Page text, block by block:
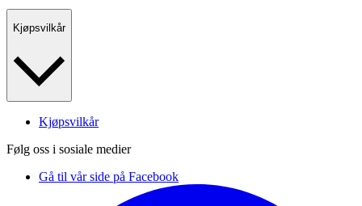
Kjøpsvilkår
Kjøpsvilkår
Følg oss i sosiale medier
Gå til vår side på Facebook